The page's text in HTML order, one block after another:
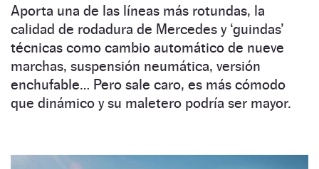
Aporta una de las líneas más rotundas, la
calidad de rodadura de Mercedes y ‘guindas’
técnicas como cambio automático de nueve
marchas, suspensión neumática, versión
enchufable… Pero sale caro, es más cómodo
que dinámico y su maletero podría ser mayor.